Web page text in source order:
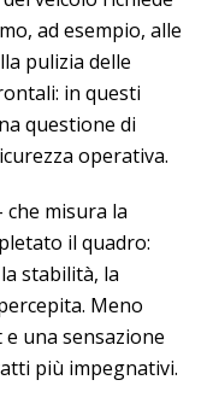
ad esempio, alle
pulizia delle
in questi
questione di
operativa.
misura la
il quadro:
stabilità, la
Meno
una sensazione
più impegnativi.